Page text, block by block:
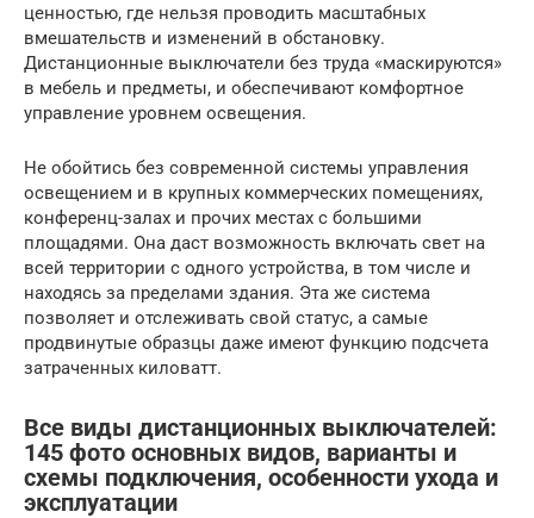
ценностью, где нельзя проводить масштабных
вмешательств и изменений в обстановку.
Дистанционные выключатели без труда «маскируются»
в мебель и предметы, и обеспечивают комфортное
управление уровнем освещения.
Не обойтись без современной системы управления
освещением и в крупных коммерческих помещениях,
конференц-залах и прочих местах с большими
площадями. Она даст возможность включать свет на
всей территории с одного устройства, в том числе и
находясь за пределами здания. Эта же система
позволяет и отслеживать свой статус, а самые
продвинутые образцы даже имеют функцию подсчета
затраченных киловатт.
Все виды дистанционных выключателей:
145 фото основных видов, варианты и
схемы подключения, особенности ухода и
эксплуатации